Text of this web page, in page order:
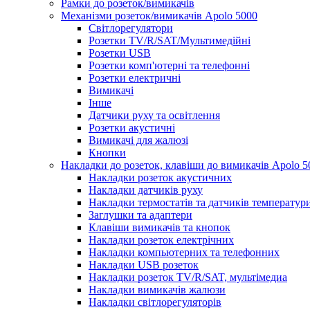
Рамки до розеток/вимикачів
Механізми розеток/вимикачів Apolo 5000
Світлорегулятори
Розетки TV/R/SAT/Мультимедійні
Розетки USB
Розетки комп'ютерні та телефонні
Розетки електричні
Вимикачі
Інше
Датчики руху та освітлення
Розетки акустичні
Вимикачі для жалюзі
Кнопки
Накладки до розеток, клавіши до вимикачів Apolo
Накладки розеток акустичних
Накладки датчиків руху
Накладки термостатів та датчиків
Заглушки та адаптери
Клавіши вимикачів та кнопок
Накладки розеток електрічних
Накладки компьютерних та телефонних
Накладки USB розеток
Накладки розеток TV/R/SAT, мультімедиа
Накладки вимикачів жалюзи
Накладки світлорегуляторів